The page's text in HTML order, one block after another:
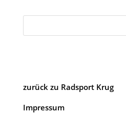
zurück zu Radsport Krug
Impressum